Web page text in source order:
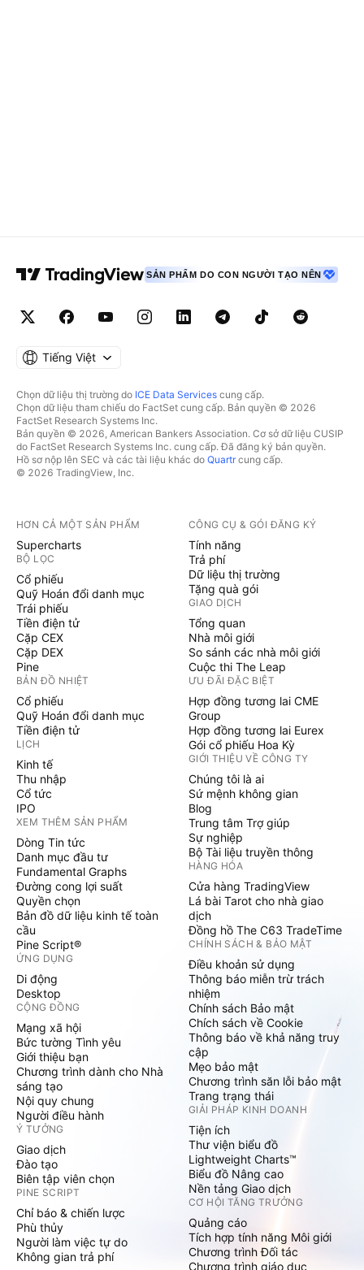
SẢN PHẨM DO CON NGƯỜI TẠO NÊN
Tiếng Việt
Chọn dữ liệu thị trường do ICE Data Services cung cấp.
Chọn dữ liệu tham chiếu do FactSet cung cấp. Bản quyền © 2026
FactSet Research Systems Inc.
Bản quyền © 2026, American Bankers Association. Cơ sở dữ liệu CUSIP
do FactSet Research Systems Inc. cung cấp. Đã đăng ký bản quyền.
Hồ sơ nộp lên SEC và các tài liệu khác do Quartrcung cấp.
© 2026 TradingView, Inc.
HƠN CẢ MỘT SẢN PHẨM
Supercharts
BỘ LỌC
Cổ phiếu
Quỹ Hoán đổi danh mục
Trái phiếu
Tiền điện tử
Cặp CEX
Cặp DEX
Pine
BẢN ĐỒ NHIỆT
Cổ phiếu
Quỹ Hoán đổi danh mục
Tiền điện tử
LỊCH
Kinh tế
Thu nhập
Cổ tức
IPO
XEM THÊM SẢN PHẨM
Dòng Tin tức
Danh mục đầu tư
Fundamental Graphs
Đường cong lợi suất
Quyền chọn
Bản đồ dữ liệu kinh tế toàn
cầu
Pine Script®
ỨNG DỤNG
Di động
Desktop
CỘNG ĐỒNG
Mạng xã hội
Bức tường Tình yêu
Giới thiệu bạn
Chương trình dành cho Nhà
sáng tạo
Nội quy chung
Người điều hành
Ý TƯỞNG
Giao dịch
Đào tạo
Biên tập viên chọn
PINE SCRIPT
Chỉ báo & chiến lược
Phù thủy
Người làm việc tự do
Không gian trả phí
CÔNG CỤ & GÓI ĐĂNG KÝ
Tính năng
Trả phí
Dữ liệu thị trường
Tặng quà gói
GIAO DỊCH
Tổng quan
Nhà môi giới
So sánh các nhà môi giới
Cuộc thi The Leap
ƯU ĐÃI ĐẶC BIỆT
Hợp đồng tương lai CME
Group
Hợp đồng tương lai Eurex
Gói cổ phiếu Hoa Kỳ
GIỚI THIỆU VỀ CÔNG TY
Chúng tôi là ai
Sứ mệnh không gian
Blog
Trung tâm Trợ giúp
Sự nghiệp
Bộ Tài liệu truyền thông
HÀNG HÓA
Cửa hàng TradingView
Lá bài Tarot cho nhà giao
dịch
Đồng hồ The C63 TradeTime
CHÍNH SÁCH & BẢO MẬT
Điều khoản sử dụng
Thông báo miễn trừ trách
nhiệm
Chính sách Bảo mật
Chích sách về Cookie
Thông báo về khả năng truy
cập
Mẹo bảo mật
Chương trình săn lỗi bảo mật
Trang trạng thái
GIẢI PHÁP KINH DOANH
Tiện ích
Thư viện biểu đồ
Lightweight Charts™
Biểu đồ Nâng cao
Nền tảng Giao dịch
CƠ HỘI TĂNG TRƯỞNG
Quảng cáo
Tích hợp tính năng Môi giới
Chương trình Đối tác
Chương trình giáo dục